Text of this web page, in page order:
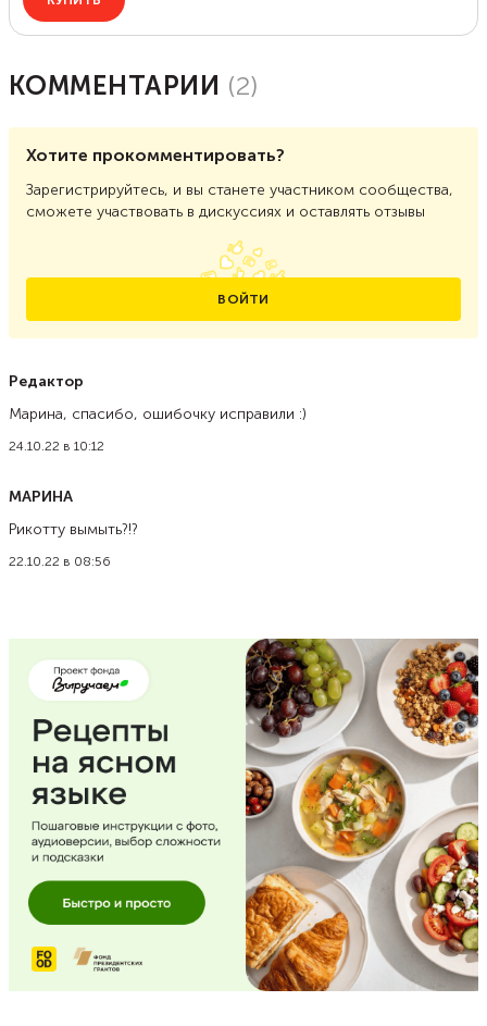
КОММЕНТАРИИ (2)
Хотите прокомментировать?
Зарегистрируйтесь, и вы станете участником сообщества,
сможете участвовать в дискуссиях и оставлять отзывы
ВОЙТИ
Редактор
Марина, спасибо, ошибочку исправили :)
24.10.22 в 10:12
МАРИНА
Рикотту вымыть?!?
22.10.22 в 08:56